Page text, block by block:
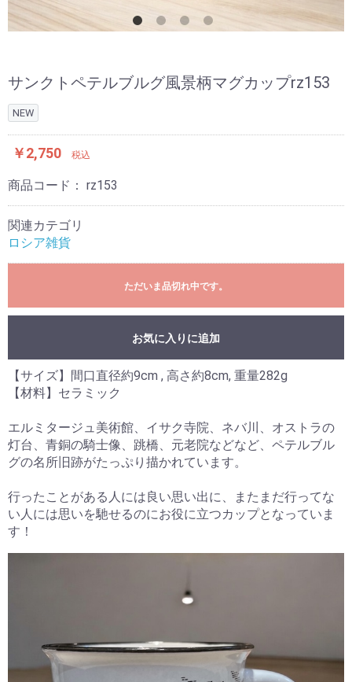
サンクトペテルブルグ風景柄マグカップrz153
NEW
￥2,750 税込
商品コード： rz153
関連カテゴリ
ロシア雑貨
ただいま品切れ中です。
お気に入りに追加
【サイズ】間口直径約9cm , 高さ約8cm, 重量282g
【材料】セラミック
エルミタージュ美術館、イサク寺院、ネバ川、オストラの
灯台、青銅の騎士像、跳橋、元老院などなど、ペテルブル
グの名所旧跡がたっぷり描かれています。
行ったことがある人には良い思い出に、またまだ行ってな
い人には思いを馳せるのにお役に立つカップとなっていま
す！